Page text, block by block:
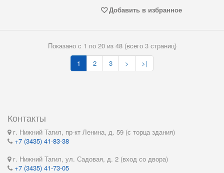
Добавить в избранное
Показано с 1 по 20 из 48 (всего 3 страниц)
1
2 3 > >|
Контакты
г. Нижний Тагил, пр-кт Ленина, д. 59 (с торца здания)
+7 (3435) 41-83-38
г. Нижний Тагил, ул. Садовая, д. 2 (вход со двора)
+7 (3435) 41-73-05